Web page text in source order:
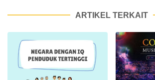
ARTIKEL TERKAIT